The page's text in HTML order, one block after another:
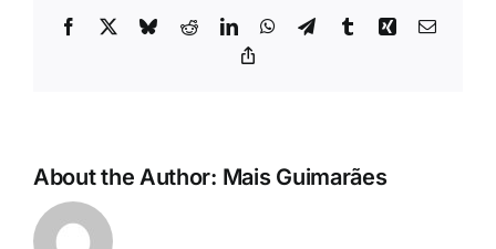
Facebook BlueskyRedditLinkedInWhatsApp
TelegramTumblrXing Email
About the Author: Mais Guimarães